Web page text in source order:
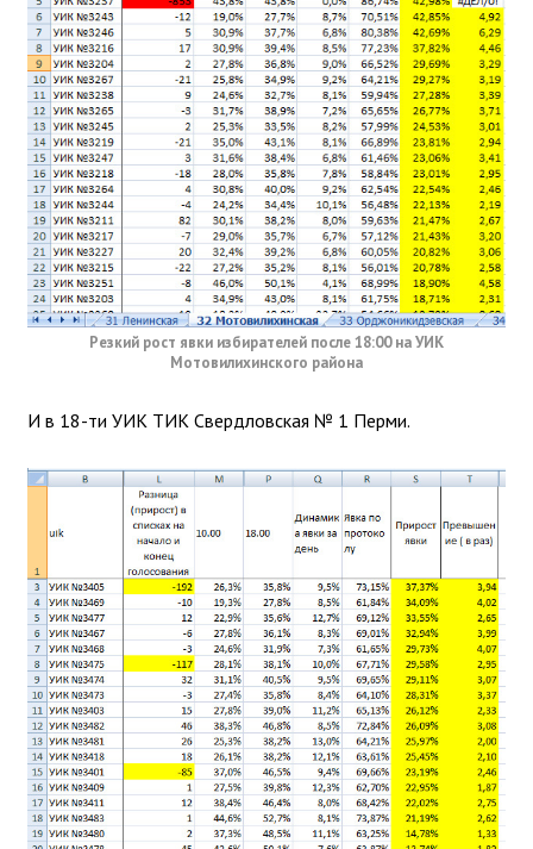
Резкий рост явки избирателей после 18:00 на УИК
Мотовилихинского района
И в 18-ти УИК ТИК Свердловская № 1 Перми.